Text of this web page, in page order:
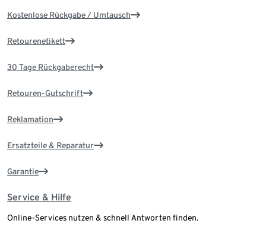
Kostenlose Rückgabe / Umtausch
Retourenetikett
30 Tage Rückgaberecht
Retouren-Gutschrift
Reklamation
Ersatzteile & Reparatur
Garantie
Service & Hilfe
Online-Services nutzen & schnell Antworten finden.